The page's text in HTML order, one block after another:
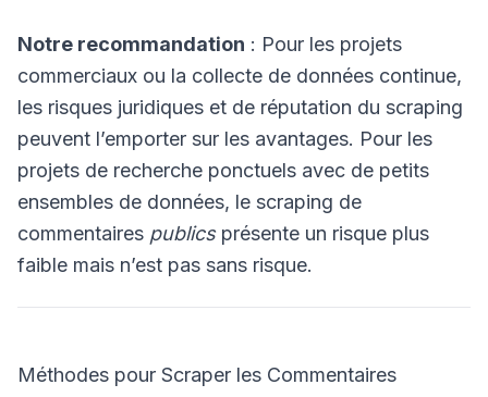
Notre recommandation : Pour les projets
commerciaux ou la collecte de données continue,
les risques juridiques et de réputation du scraping
peuvent l’emporter sur les avantages. Pour les
projets de recherche ponctuels avec de petits
ensembles de données, le scraping de
commentaires publicsprésente un risque plus
faible mais n’est pas sans risque.
Méthodes pour Scraper les Commentaires